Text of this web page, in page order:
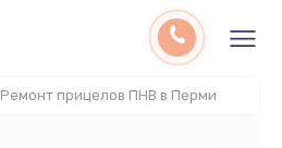
Ремонт прицелов ПНВ в Перми